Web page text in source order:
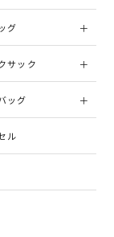
グ
サック
ッグ
ル